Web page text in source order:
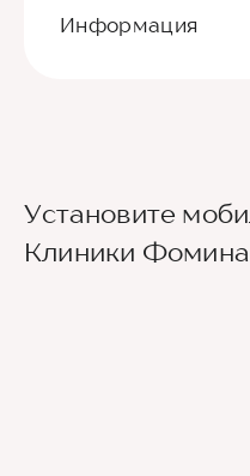
Информация
Ведущие врачи
Установите
Клиники Фомина